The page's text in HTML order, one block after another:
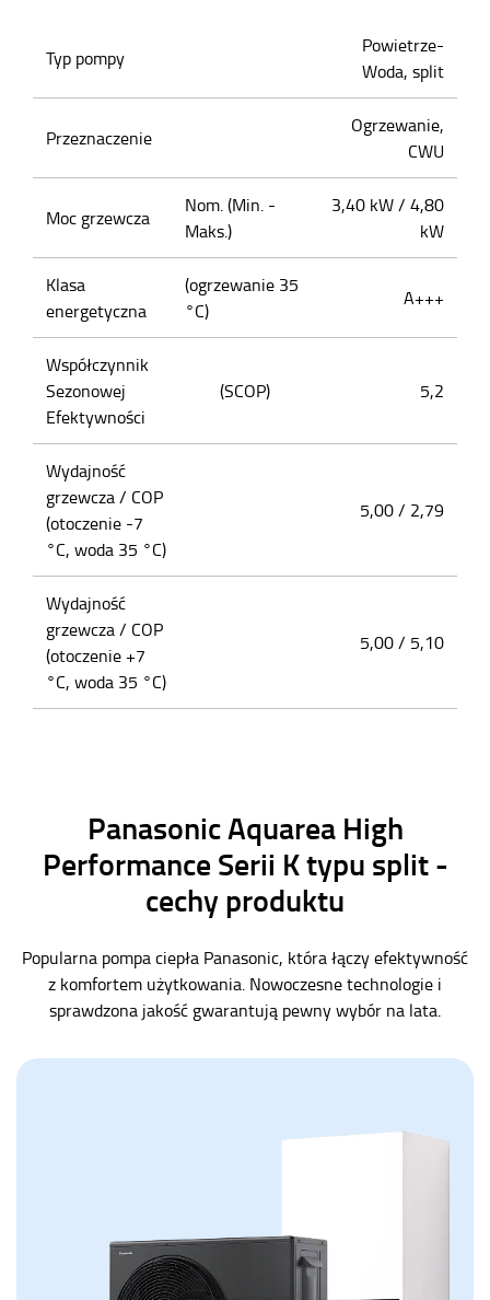
Typ pompy
Powietrze-
Woda, split
Przeznaczenie
Ogrzewanie,
CWU
Moc grzewcza
Nom. (Min. -
Maks.)
3,40 kW / 4,80
kW
Klasa
energetyczna
(ogrzewanie 35
°C)
A+++
Współczynnik
Sezonowej
Efektywności
(SCOP) 5,2
Wydajność
grzewcza / COP
(otoczenie -7
°C, woda 35 °C)
5,00 / 2,79
Wydajność
grzewcza / COP
(otoczenie +7
°C, woda 35 °C)
5,00 / 5,10
Panasonic Aquarea High
Performance Serii K typu split -
cechy produktu
Popularna pompa ciepła Panasonic, która łączy efektywność
z komfortem użytkowania. Nowoczesne technologie i
sprawdzona jakość gwarantują pewny wybór na lata.